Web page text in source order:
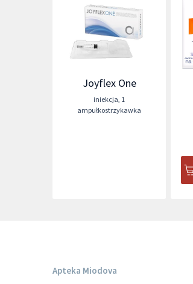
Joyflex One
iniekcja, 1
ampułkostrzykawka
Apteka Miodova